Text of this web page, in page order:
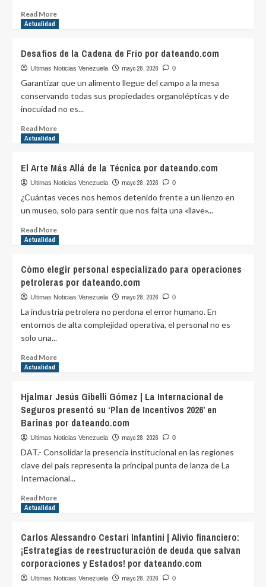
perfecto
según
perfil
viajero?
por
dateando.com
Read MoreRead
Julio
Heydra
Castillo
Arquitectos
la
de
Tres
dateando.com
Actualidad
Desafíos de la Cadena de Frío por dateando.com
Ultimas Noticias Venezuela mayo 28, 2026 0
Garantizar que un alimento llegue del campo a la mesa
conservando todas sus propiedades organolépticas y de
inocuidad no es...
Read MoreRead
de
la
Cadena
Frío
por
Actualidad
El Arte Más Allá de la Técnica por dateando.com
Ultimas Noticias Venezuela mayo 28, 2026 0
¿Cuántas veces nos hemos detenido frente a un lienzo en
un museo, solo para sentir que nos falta una «llave»...
Read MoreRead
Arte
Más
Allá
de
Técnica
por
Actualidad
Cómo elegir personal especializado para operaciones
petroleras por dateando.com
Ultimas Noticias Venezuela mayo 28, 2026 0
La industria petrolera no perdona el error humano. En
entornos de alta complejidad operativa, el personal no es
solo una...
Read MoreRead
elegir
personal
especializado
para
petroleras
por
dateando.com
Actualidad
Hjalmar Jesús Gibelli Gómez | La Internacional de
Seguros presentó su ‘Plan de Incentivos 2026’ en
Barinas por dateando.com
Ultimas Noticias Venezuela mayo 28, 2026 0
DAT.- Consolidar la presencia institucional en las regiones
clave del país representa la principal punta de lanza de La
Internacional...
Read MoreRead
Jesús
Gibelli
Gómez
|
Actualidad
Carlos Alessandro Cestari Infantini | Alivio financiero:
¡Estrategias de reestructuración de deuda que salvan
corporaciones y Estados! por dateando.com
Ultimas Noticias Venezuela mayo 28, 2026 0